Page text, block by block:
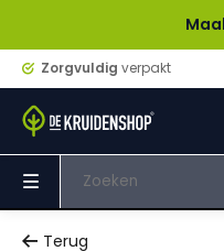
Maak
Zorgvuldig verpakt
Terug